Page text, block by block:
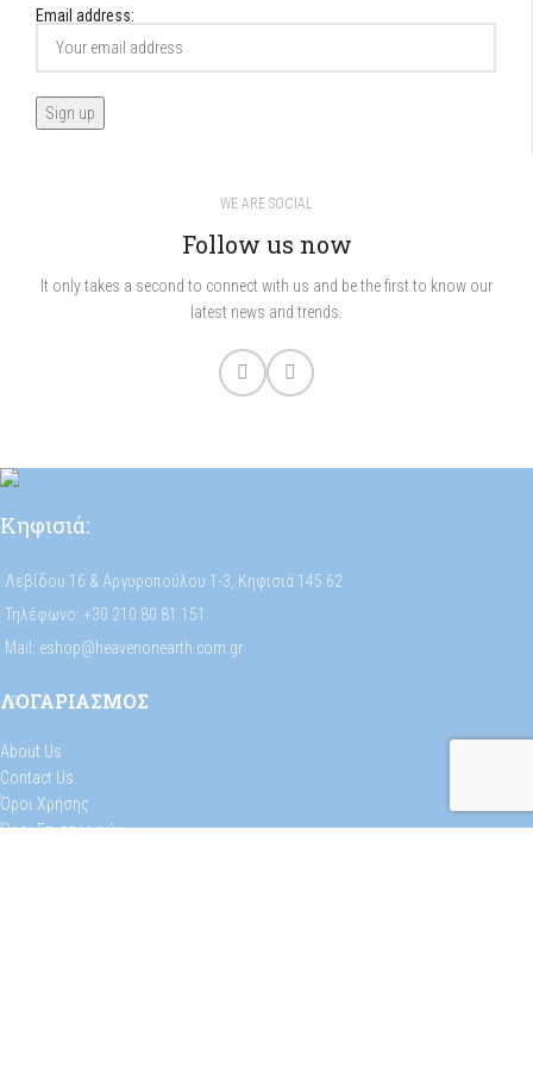
Email address:
WE ARE SOCIAL
Follow us now
It only takes a second to connect with us and be the first to know our
latest news and trends.
Κηφισιά:
Λεβίδου 16 & Αργυροπούλου 1-3, Κηφισιά 145 62
Τηλέφωνο: +30 210 80 81 151
Mail: eshop@heavenonearth.com.gr
ΛΟΓΑΡΙΑΣΜΟΣ
About Us
Contact Us
Όροι Χρήσης
Όροι Επιστροφών